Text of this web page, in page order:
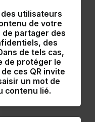
utilisateurs
de votre
de partager des
des
de tels cas,
de protéger le
ces QR invite
un mot de
contenu lié.